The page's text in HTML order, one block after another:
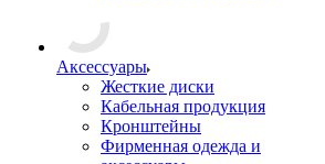
Аксессуары
Жесткие диски
Кабельная продукция
Кронштейны
Фирменная одежда и